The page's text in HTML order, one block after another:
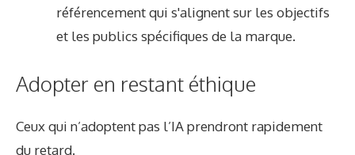
référencement qui s'alignent sur les objectifs
et les publics spécifiques de la marque.
Adopter en restant éthique
Ceux qui n’adoptent pas l’IA prendront rapidement
du retard.